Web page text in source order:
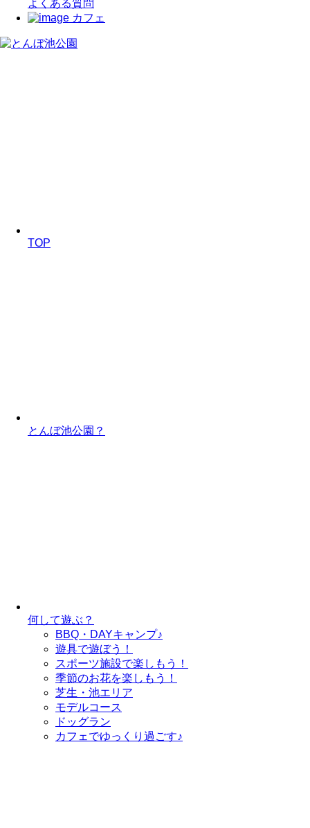
よくある質問
カフェ
TOP
とんぼ池公園？
何して遊ぶ？
BBQ・DAYキャンプ♪
遊具で遊ぼう！
スポーツ施設で楽しもう！
季節のお花を楽しもう！
芝生・池エリア
モデルコース
ドッグラン
カフェでゆっくり過ごす♪